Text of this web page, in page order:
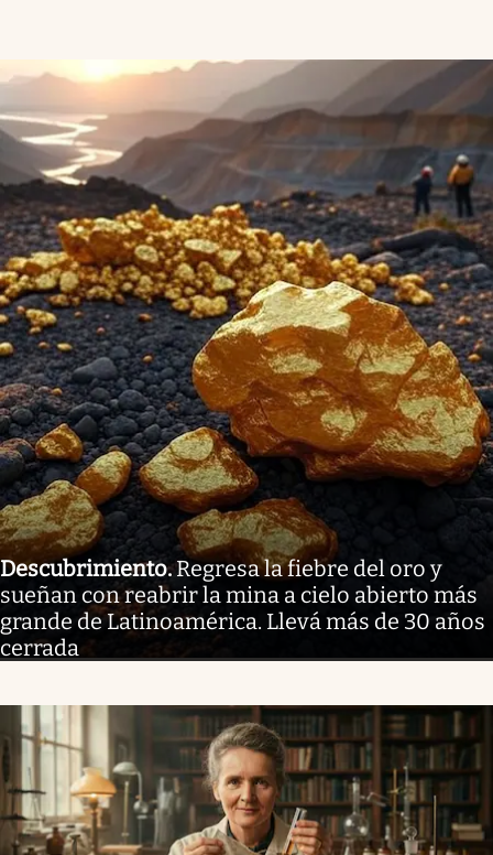
Descubrimiento.Regresa la fiebre del oro y
sueñan con reabrir la mina a cielo abierto más
grande de Latinoamérica. Llevá más de 30 años
cerrada